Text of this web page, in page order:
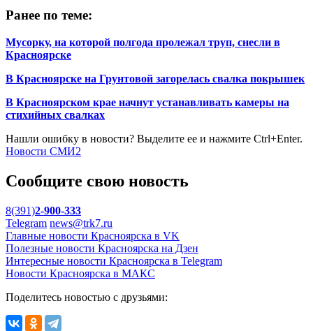
Ранее по теме:
Мусорку, на которой полгода пролежал труп, снесли в
Красноярске
В Красноярске на Грунтовой загорелась свалка покрышек
В Красноярском крае начнут устанавливать камеры на
стихийных свалках
Нашли ошибку в новости? Выделите ее и нажмите Ctrl+Enter.
Новости СМИ2
Сообщите свою новость
8(391)2-900-333
Telegram news@trk7.ru
Главные новости Красноярска в VK
Полезные новости Красноярска на Дзен
Интересные новости Красноярска в Telegram
Новости Красноярска в МАКС
Поделитесь новостью с друзьями: